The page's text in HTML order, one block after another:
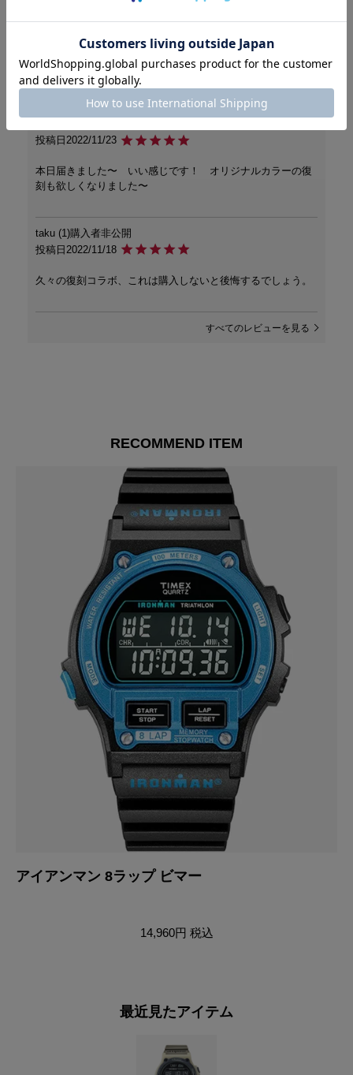
また、19日発売で、12日に予約しましたが、到着したのは23
日でした。予約の意味無いです。
投稿日 2022/11/23
本日届きました〜　いい感じです！　オリジナルカラーの復
刻も欲しくなりました〜
taku 1 購入者非公開
投稿日 2022/11/18
久々の復刻コラボ、これは購入しないと後悔するでしょう。
すべてのレビューを見る
RECOMMEND ITEM
アイアンマン 8ラップ ビマー
14,960円 税込
最近見たアイテム